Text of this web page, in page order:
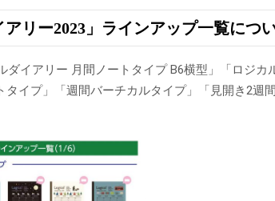
アリー2023」ラインアップ一覧につ
ダイアリー 月間ノートタイプ B6横型」「ロジ
イプ」「週間バーチカルタイプ」「見開き2週